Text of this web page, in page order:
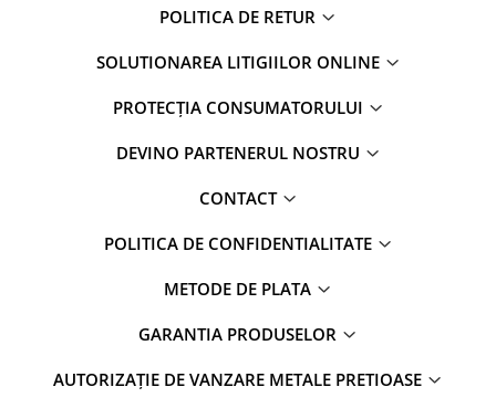
POLITICA DE RETUR
SOLUTIONAREA LITIGIILOR ONLINE
PROTECȚIA CONSUMATORULUI
DEVINO PARTENERUL NOSTRU
CONTACT
POLITICA DE CONFIDENTIALITATE
METODE DE PLATA
GARANTIA PRODUSELOR
AUTORIZAȚIE DE VANZARE METALE PRETIOASE